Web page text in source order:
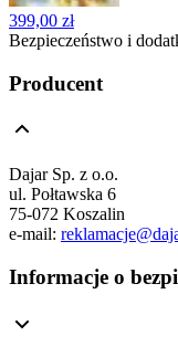
399,00 zł
Bezpieczeństwo i
Producent
Dajar Sp. z o.o.
ul. Połtawska 6
75-072 Koszalin
e-mail:
Informacje o